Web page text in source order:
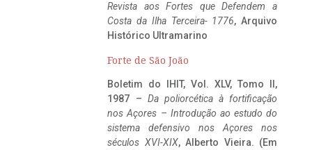
Revista aos Fortes que Defendem a
Costa da Ilha Terceira- 1776, Arquivo
Histórico Ultramarino
Forte de São João
Boletim do IHIT, Vol. XLV, Tomo II,
1987 – Da poliorcética à fortificação
nos Açores – Introdução ao estudo do
sistema defensivo nos Açores nos
séculos XVI-XIX, Alberto Vieira. (Em